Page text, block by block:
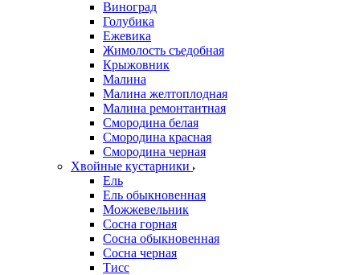
Виноград
Голубика
Ежевика
Жимолость съедобная
Крыжовник
Малина
Малина желтоплодная
Малина ремонтантная
Смородина белая
Смородина красная
Смородина черная
Хвойные кустарники
Ель
Ель обыкновенная
Можжевельник
Сосна горная
Сосна обыкновенная
Сосна черная
Тисс